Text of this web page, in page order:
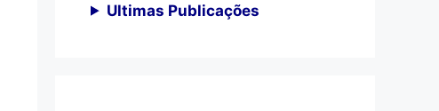
Ultimas Publicações